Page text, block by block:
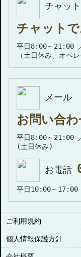
チャッ
チャット
平日8:00～21:00
（土日休み、オペ
メール
お問い合
平日8:00～21:00
(土日休み)
お電話
平日10:00～17:00
ご利用規約
個人情報保護方針